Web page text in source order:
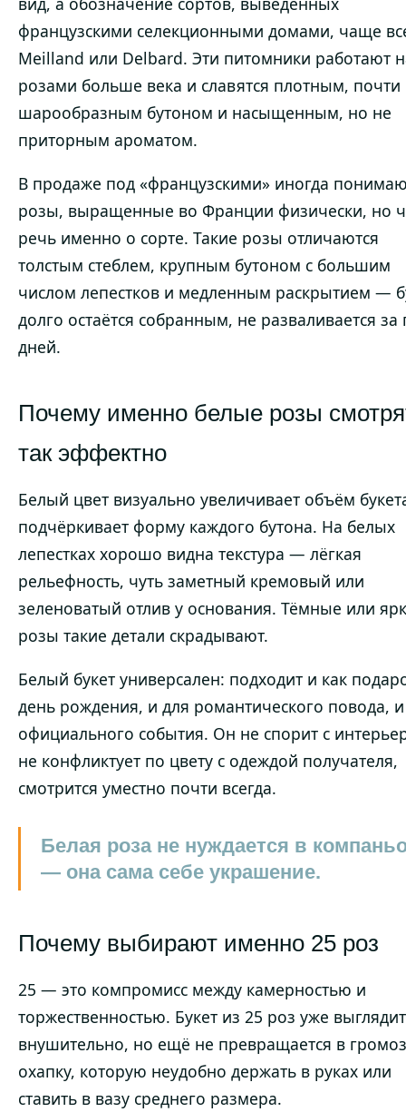
французскими селекционными домами, чаще
Meilland или Delbard. Эти питомники работают
розами больше века и славятся плотным, почти
шарообразным бутоном и насыщенным, но не
приторным ароматом.
В продаже под «французскими» иногда
розы, выращенные во Франции физически, но
речь именно о сорте. Такие розы отличаются
толстым стеблем, крупным бутоном с большим
числом лепестков и медленным раскрытием —
долго остаётся собранным, не разваливается за
дней.
Почему именно белые розы
так эффектно
Белый цвет визуально увеличивает объём
подчёркивает форму каждого бутона. На белых
лепестках хорошо видна текстура — лёгкая
рельефность, чуть заметный кремовый или
зеленоватый отлив у основания. Тёмные или
розы такие детали скрадывают.
Белый букет универсален: подходит и как
день рождения, и для романтического повода,
официального события. Он не спорит с
не конфликтует по цвету с одеждой получателя,
смотрится уместно почти всегда.
Белая роза не нуждается в
— она сама себе украшение.
Почему выбирают именно 25 роз
25 — это компромисс между камерностью и
торжественностью. Букет из 25 роз уже выглядит
внушительно, но ещё не превращается в
охапку, которую неудобно держать в руках или
ставить в вазу среднего размера.